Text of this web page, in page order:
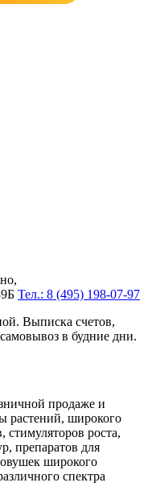
Тел.: 8 (495) 198-07-97
Выписка счетов,
в будние дни.
продаже и
растений, широкого
стимуляторов роста,
препаратов для
широкого
спектра